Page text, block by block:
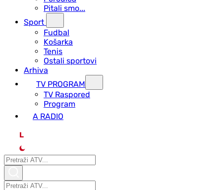
Pitali smo...
Sport
Fudbal
Košarka
Tenis
Ostali sportovi
Arhiva
TV PROGRAM
ТV Raspored
Program
A RADIO
L